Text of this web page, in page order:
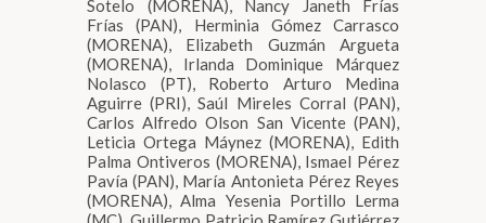
Sotelo (MORENA), Nancy Janeth Frías
Frías (PAN), Herminia Gómez Carrasco
(MORENA), Elizabeth Guzmán Argueta
(MORENA), Irlanda Dominique Márquez
Nolasco (PT), Roberto Arturo Medina
Aguirre (PRI), Saúl Mireles Corral (PAN),
Carlos Alfredo Olson San Vicente (PAN),
Leticia Ortega Máynez (MORENA), Edith
Palma Ontiveros (MORENA), Ismael Pérez
Pavía (PAN), María Antonieta Pérez Reyes
(MORENA), Alma Yesenia Portillo Lerma